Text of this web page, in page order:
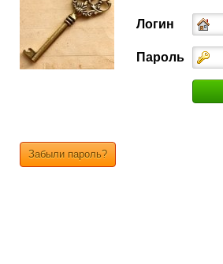
Логин
Пароль
Забыли пароль?